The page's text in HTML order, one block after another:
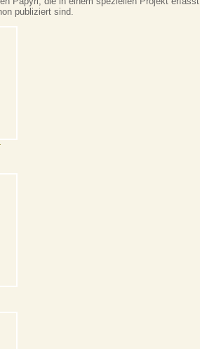
publiziert sind.